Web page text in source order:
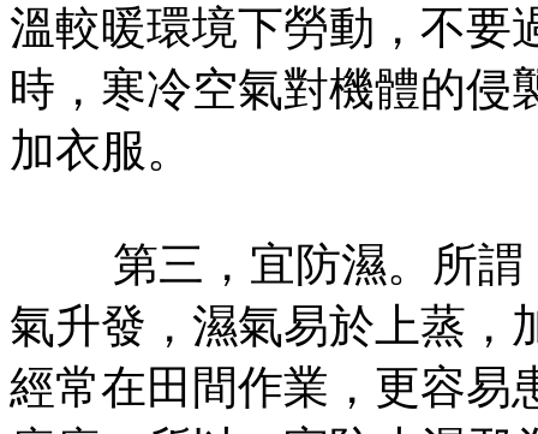
溫較暖環境下勞動，不要
時，寒冷空氣對機體的侵
加衣服。
第三，宜防濕。所謂
氣升發，濕氣易於上蒸，
經常在田間作業，更容易